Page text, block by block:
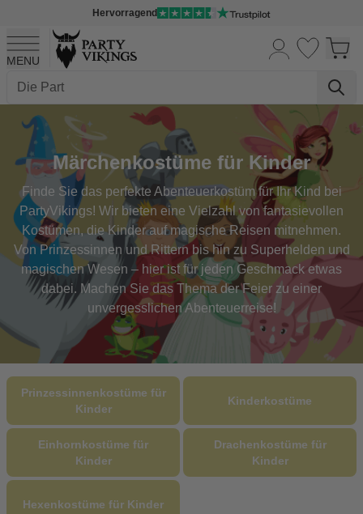
Hervorragend
MENU
Märchenkostüme für Kinder
Finde Sie das perfekte Abenteuerkostüm für Ihr Kind bei
PartyVikings! Wir bieten eine Vielzahl von fantasievollen
Kostümen, die Kinder auf magische Reisen mitnehmen.
Von Prinzessinnen und Rittern bis hin zu Superhelden und
magischen Wesen – hier ist für jeden Geschmack etwas
dabei. Machen Sie das Thema der Feier zu einer
unvergesslichen Abenteuerreise!
Prinzessinnenkostüme für
Kinder
Kinderkostüme
Einhornkostüme für
Kinder
Drachenkostüme für
Kinder
Hexenkostüme für Kinder